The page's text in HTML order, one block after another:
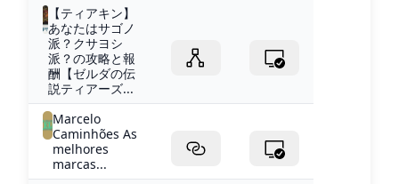
【ティアキン】
あなたはサゴノ
派？クサヨシ
派？の攻略と報
酬【ゼルダの伝
説ティアーズ...
Marcelo
Caminhões As
melhores
marcas...